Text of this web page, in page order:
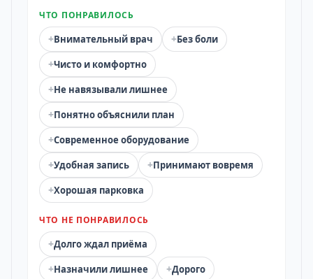
ЧТО ПОНРАВИЛОСЬ
+Внимательный врач +Без боли
+Чисто и комфортно
+Не навязывали лишнее
+Понятно объяснили план
+Современное оборудование
+Удобная запись +Принимают вовремя
+Хорошая парковка
ЧТО НЕ ПОНРАВИЛОСЬ
+Долго ждал приёма
+Назначили лишнее +Дорого